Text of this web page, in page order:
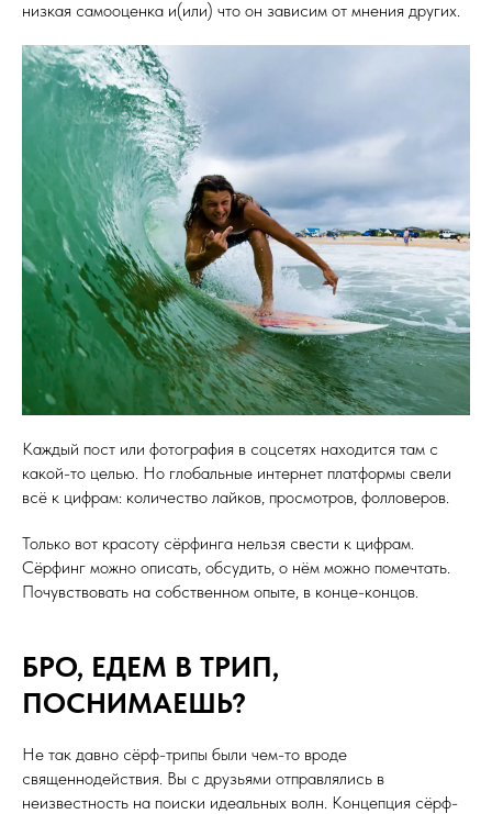
низкая самооценка и(или) что он зависим от мнения других.
Каждый пост или фотография в соцсетях находится там с
какой-то целью. Но глобальные интернет платформы свели
всё к цифрам: количество лайков, просмотров, фолловеров.
Только вот красоту сёрфинга нельзя свести к цифрам.
Сёрфинг можно описать, обсудить, о нём можно помечтать.
Почувствовать на собственном опыте, в конце-концов.
БРО, ЕДЕМ В ТРИП,
ПОСНИМАЕШЬ?
Не так давно сёрф-трипы были чем-то вроде
священнодействия. Вы с друзьями отправлялись в
неизвестность на поиски идеальных волн. Концепция сёрф-